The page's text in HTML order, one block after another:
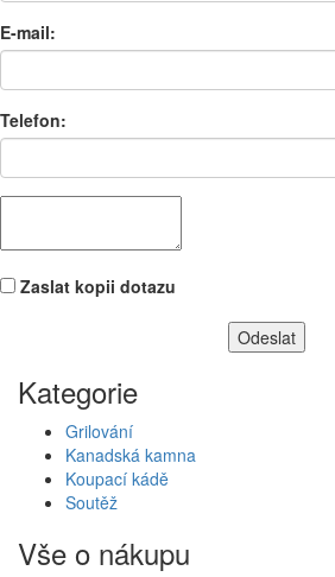
E-mail:
Telefon:
Zaslat kopii dotazu
Kategorie
Grilování
Kanadská kamna
Koupací kádě
Soutěž
Vše o nákupu